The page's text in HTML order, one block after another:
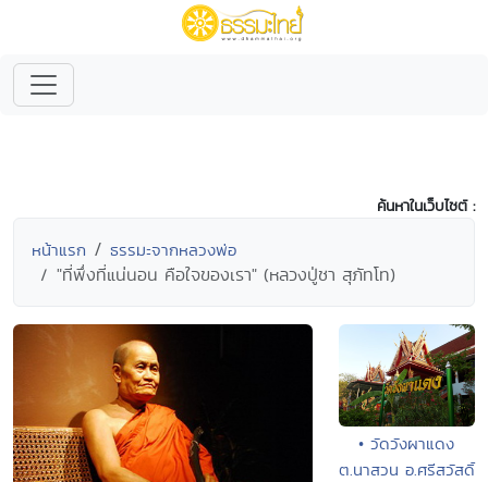
ค้นหาในเว็บไซต์ :
หน้าแรก ธรรมะจากหลวงพ่อ
"ที่พึ่งที่แน่นอน คือใจของเรา" (หลวงปู่ชา สุภัทโท)
• วัดวังผาแดง
ต.นาสวน อ.ศรีสวัสดิ์